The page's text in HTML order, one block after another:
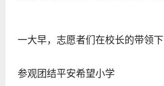
一大早，志愿者们在校长的带领下
参观团结平安希望小学